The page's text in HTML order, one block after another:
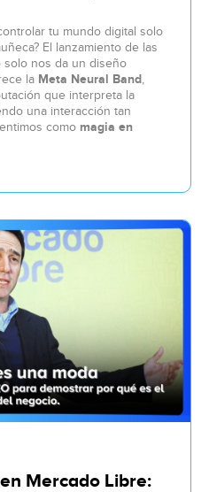
tu mundo digital solo
El lanzamiento de las
solo nos da un diseño
la Meta Neural Band,
que interpreta la
una interacción tan
como magia en
Mercado Libre: